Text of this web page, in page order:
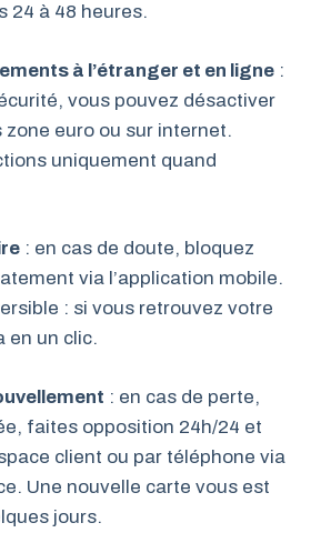
24 à 48 heures.
à l’étranger et en ligne :
vous pouvez désactiver
euro ou sur internet.
uniquement quand
: en cas de doute, bloquez
via l’application mobile.
: si vous retrouvez votre
en un clic.
: en cas de perte,
faites opposition 24h/24 et
client ou par téléphone via
Une nouvelle carte vous est
jours.